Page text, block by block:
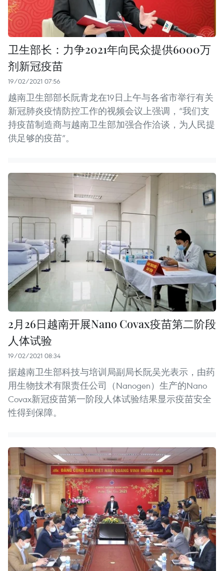
卫生部长：力争2021年向民众提供6000万
剂新冠疫苗
19/02/2021 07:56
越南卫生部部长阮青龙在19日上午与各省市举行有关
新冠肺炎疫情防控工作的视频会议上强调，“我们支
持疫苗制造商与越南卫生部加强合作洽谈，为人民提
供足够的疫苗”。
2月26日越南开展Nano Covax疫苗第二阶段
人体试验
19/02/2021 08:34
据越南卫生部科技与培训局副局长阮吴光表示，由药
用生物技术有限责任公司（Nanogen）生产的Nano
Covax新冠疫苗第一阶段人体试验结果显示疫苗安全
性得到保障。